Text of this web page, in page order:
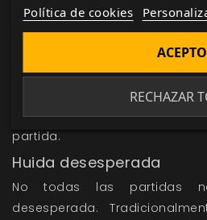
jugadores). El fracaso no
aunque probablemente
futuras aventuras. Si a pesar
personajes el Robot
trata de intentar detener
destruyes el mundo será
partida.
Huida desesperada
No todas las partidas
desesperada.
Política de cookies
RECHAZAR
ACEPTO